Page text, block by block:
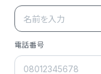
電話番号